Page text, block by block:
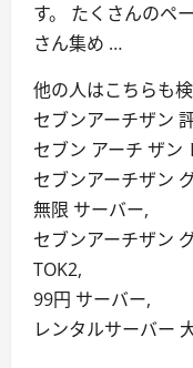
す。 たくさんのペ
さん集め …
他の人はこちらも
セブンアーチザン
セブン アーチ ザン
セブンアーチザン
無限 サーバー,
セブンアーチザン
TOK2,
99円 サーバー,
レンタルサーバー